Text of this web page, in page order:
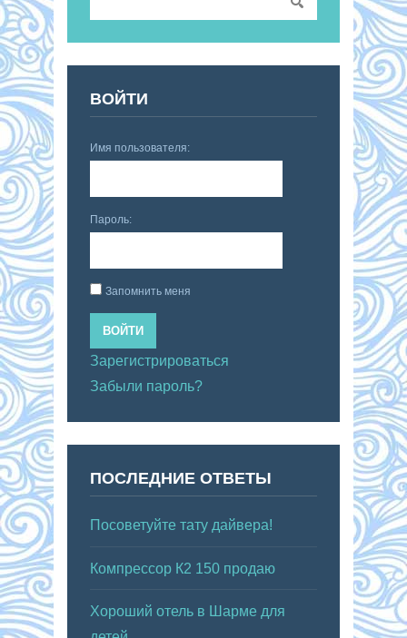
ВОЙТИ
Имя пользователя:
Пароль:
Запомнить меня
ВОЙТИ
Зарегистрироваться
Забыли пароль?
ПОСЛЕДНИЕ ОТВЕТЫ
Посоветуйте тату дайвера!
Компрессор К2 150 продаю
Хороший отель в Шарме для